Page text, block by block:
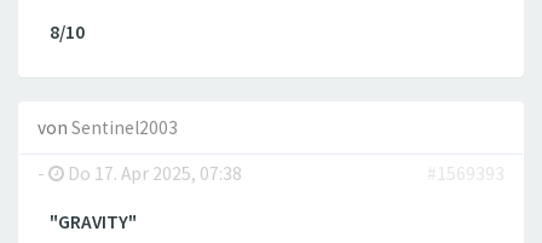
8/10
von Sentinel2003
-
Do 17. Apr 2025, 07:38 #1569393
"GRAVITY"